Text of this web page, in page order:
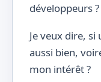
développeurs ?
Je veux dire,
aussi bien,
mon intérêt ?